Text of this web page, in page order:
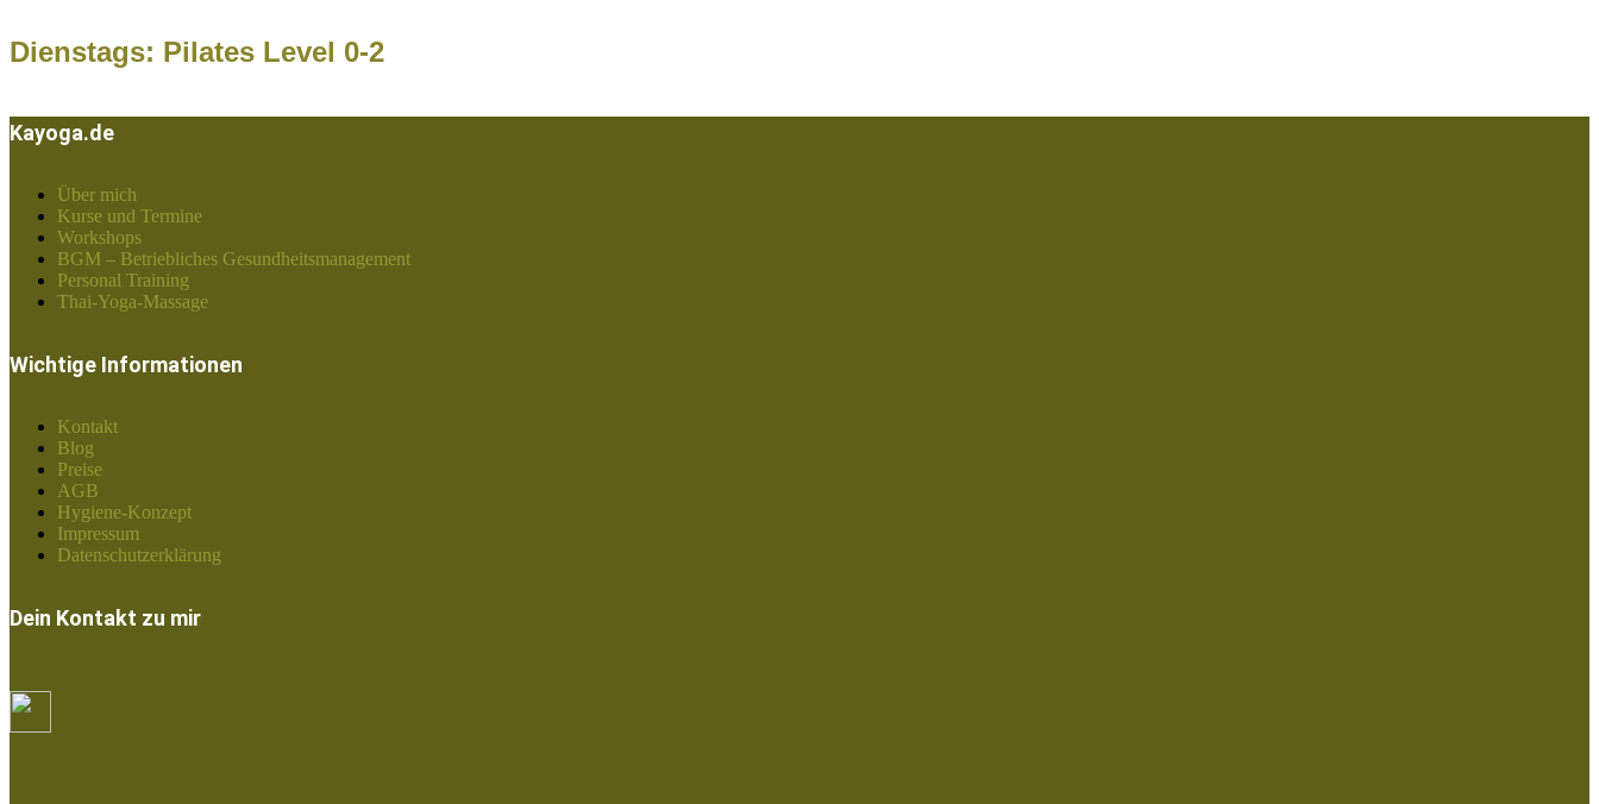
Dienstags: Pilates Level 0-2
Kayoga.de
Über mich
Kurse und Termine
Workshops
BGM – Betriebliches Gesundheitsmanagement
Personal Training
Thai-Yoga-Massage
Wichtige Informationen
Kontakt
Blog
Preise
AGB
Hygiene-Konzept
Impressum
Datenschutzerklärung
Dein Kontakt zu mir